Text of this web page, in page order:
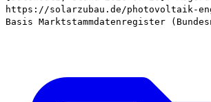
https://solarzubau.de/photovoltaik-
Basis Marktstammdatenregister